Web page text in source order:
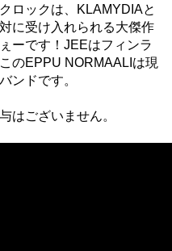
ロックは、KLAMYDIAと
に受け入れられる大傑作
ーです！JEEはフィンラ
のEPPU NORMAALIは現
ンドです。
はございません。